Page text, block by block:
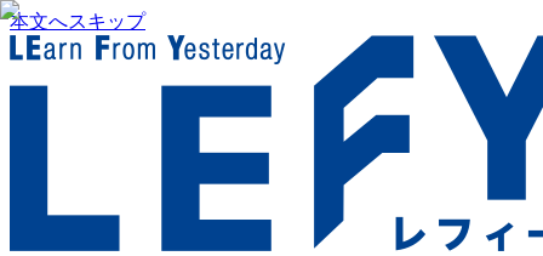
本文へスキップ